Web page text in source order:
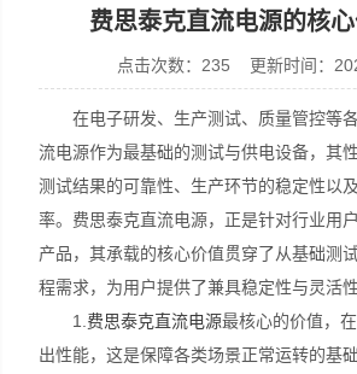
深圳市深博瑞仪器仪表有限公司
费思泰克直流电源的核
点击次数：235 更新时间：
在电子研发、生产测试、质量管控等
流电源作为最基础的测试与供电设备，其
测试结果的可靠性、生产环节的稳定性以
率。费思泰克直流电源，正是针对行业用
产品，其承载的核心价值贯穿了从基础测
程需求，为用户提供了兼具稳定性与灵活
1. 费思泰克直流电源最核心的价值，
出性能，这是保障各类场景正常运转的基